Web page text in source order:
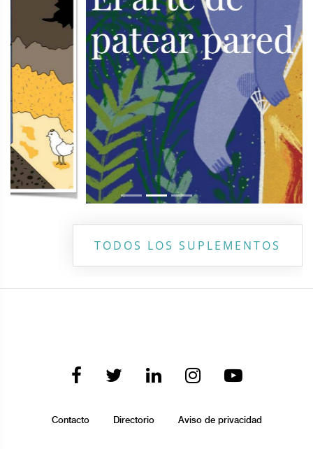
TODOS LOS SUPLEMENTOS
Contacto Directorio Aviso de privacidad